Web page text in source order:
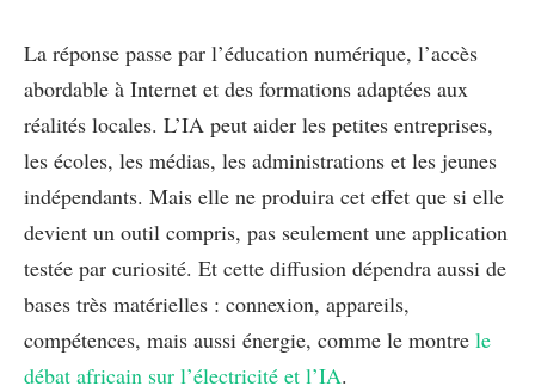
La réponse passe par l’éducation numérique, l’accès
abordable à Internet et des formations adaptées aux
réalités locales. L’IA peut aider les petites entreprises,
les écoles, les médias, les administrations et les jeunes
indépendants. Mais elle ne produira cet effet que si elle
devient un outil compris, pas seulement une application
testée par curiosité. Et cette diffusion dépendra aussi de
bases très matérielles : connexion, appareils,
compétences, mais aussi énergie, comme le montre le
débat africain sur l’électricité et l’IA.